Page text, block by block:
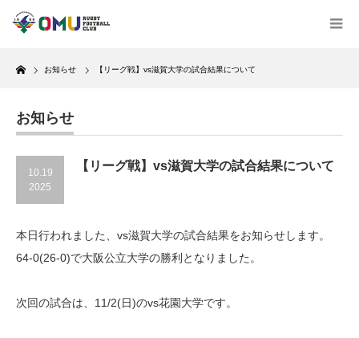
Home
お知らせ 【リーグ戦】vs滋賀大学の試合結果について
お知らせ
10.19
2025
【リーグ戦】vs滋賀大学の試合結果について
本日行われました、vs滋賀大学の試合結果をお知らせします。
64-0(26-0)で大阪公立大学の勝利となりました。
次回の試合は、11/2(日)のvs花園大学です。